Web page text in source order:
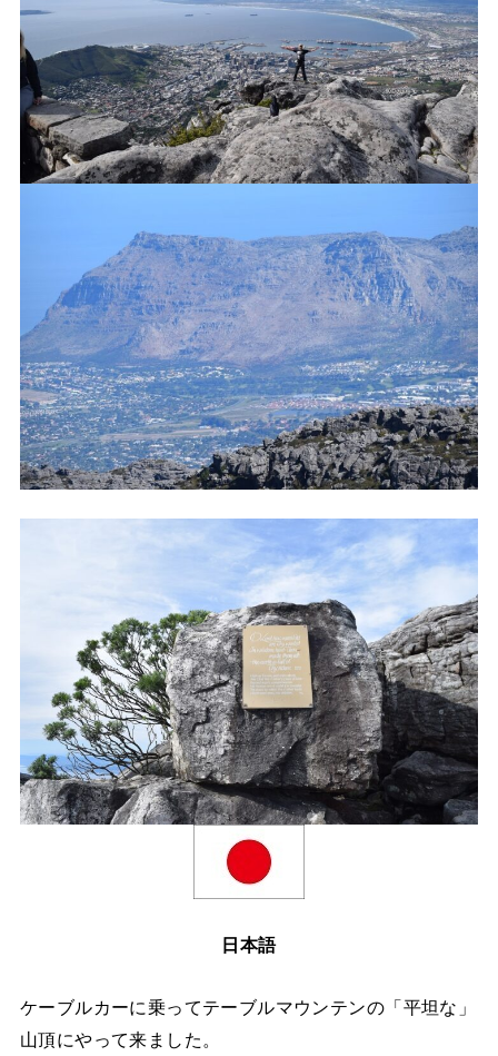
日本語
ケーブルカーに乗ってテーブルマウンテンの「平坦な」
山頂にやって来ました。